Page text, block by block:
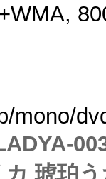
mono/
琥珀